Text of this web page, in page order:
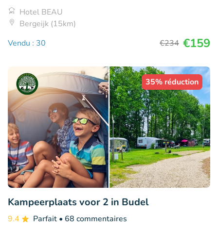
Hotel BEAU
Bergeijk (15km)
Vendu : 30
€234 €159
35% réduction
Kampeerplaats voor 2 in Budel
9.4 Parfait • 68 commentaires